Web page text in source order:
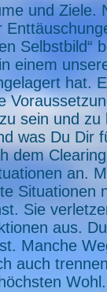
und Ziele.
einem
hat.
sein und
was Du Dir
dem
an.
Situationen
Sie
aus.
Manche
auch
höchsten Wohl.